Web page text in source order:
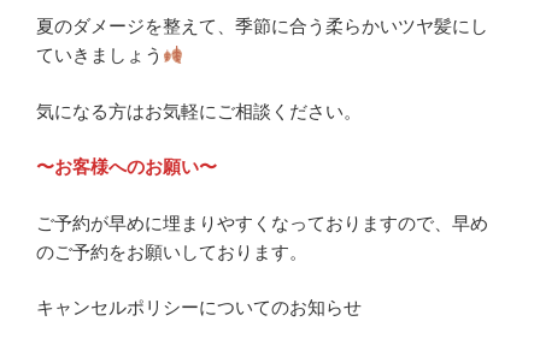
夏のダメージを整えて、季節に合う柔らかいツヤ髪にし
ていきましょう
気になる方はお気軽にご相談ください。
〜お客様へのお願い〜
ご予約が早めに埋まりやすくなっておりますので、早め
のご予約をお願いしております。
キャンセルポリシーについてのお知らせ